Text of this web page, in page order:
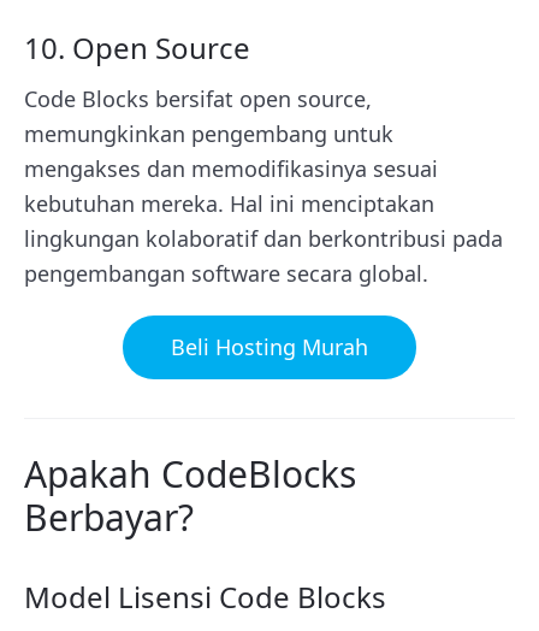
10. Open Source
Code Blocks bersifat open source,
memungkinkan pengembang untuk
mengakses dan memodifikasinya sesuai
kebutuhan mereka. Hal ini menciptakan
lingkungan kolaboratif dan berkontribusi pada
pengembangan software secara global.
Beli Hosting Murah
Apakah CodeBlocks
Berbayar?
Model Lisensi Code Blocks